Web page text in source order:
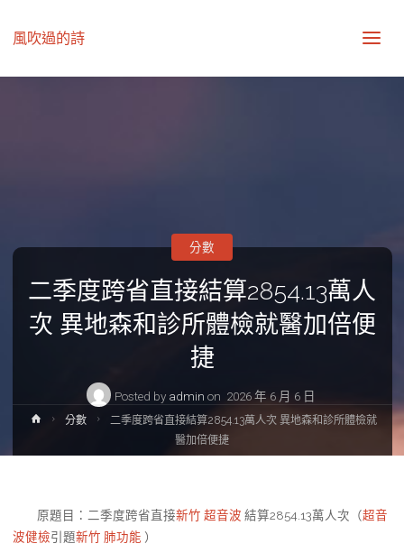
風吹過的詩
二季度跨省直接結算2854.13萬人
次 異地森和診所體檢就醫加倍便
捷
Posted by admin on 2026 年 6 月 6 日
分數
Home分數
二季度跨省直接結算2854.13萬人次 異地森和診所體檢就
醫加倍便捷
原題目：二季度跨省直接新竹 超音波 結算2854.13萬人次（超音
波健檢引題新竹 肺功能 ）